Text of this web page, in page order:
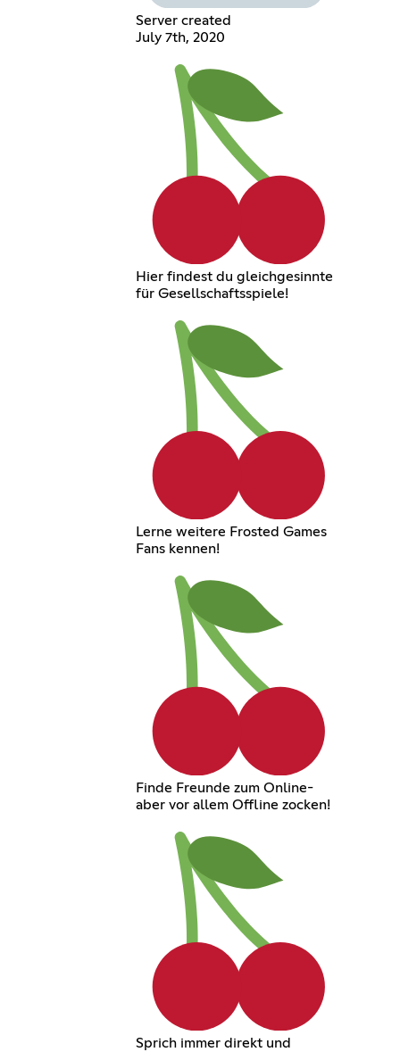
Server created
July 7th, 2020
Hier findest du gleichgesinnte
für Gesellschaftsspiele!
Lerne weitere Frosted Games
Fans kennen!
Finde Freunde zum Online-
aber vor allem Offline zocken!
Sprich immer direkt und